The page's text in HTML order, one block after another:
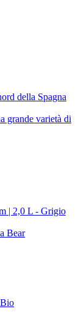
della Spagna
grande varietà di
| 2,0 L - Grigio
Bear